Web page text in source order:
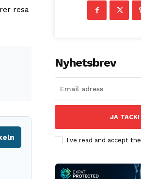
resa
Nyhetsbrev
JA TACK!
I've read and accept the